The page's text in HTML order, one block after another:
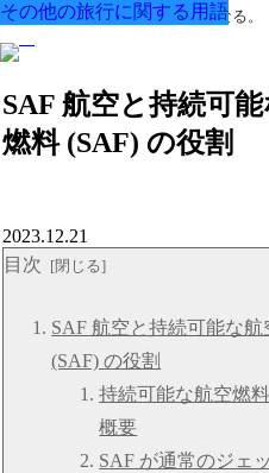
用語を知ると旅がもっと楽しくなる。
SAF 航空と持続可
燃料 (SAF) の役割
その他の旅行に関する用語
2023.12.21
目次
SAF 航空と持続可能な航
(SAF) の役割
持続可能な航空燃
概要
SAF が通常のジェ
その他の旅行に関する用語
その他の旅行に関する用語
その他の旅行に関する用語
その他の旅行に関する用語
その他の旅行に関する用語
その他の旅行に関する用語